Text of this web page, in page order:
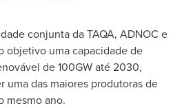
conjunta da TAQA, ADNOC e
objetivo uma capacidade de
de 100GW até 2030,
uma das maiores produtoras de
mesmo ano.